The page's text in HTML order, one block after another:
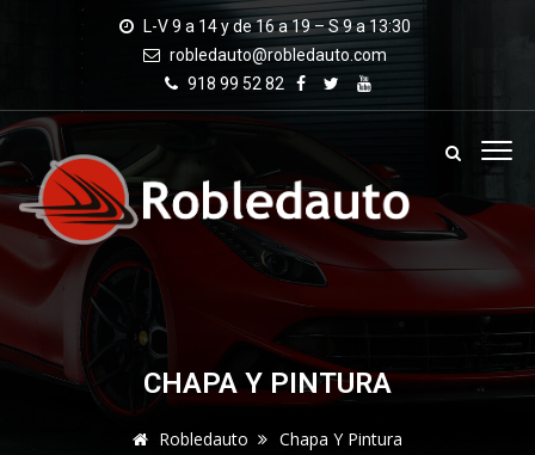
L-V 9 a 14 y de 16 a 19 – S 9 a 13:30
robledauto@robledauto.com
918 99 52 82
CHAPA Y PINTURA
Robledauto Chapa Y Pintura